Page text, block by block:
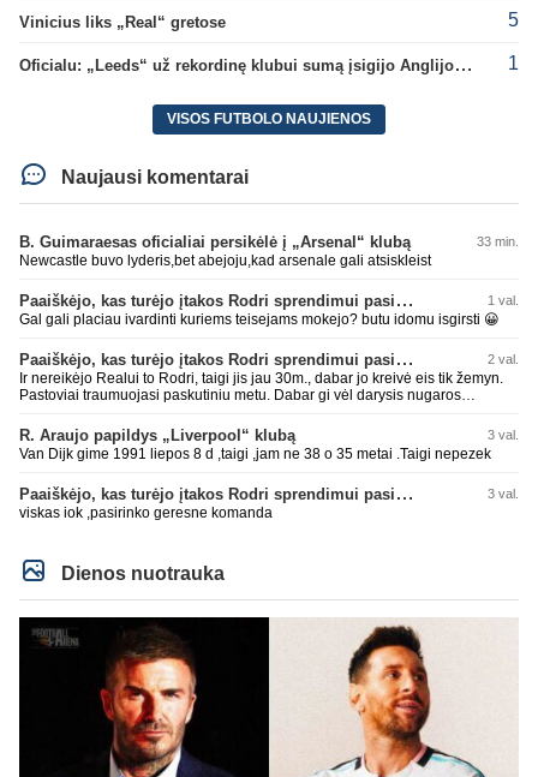
Vinicius liks „Real“ gretose 5
Oficialu: „Leeds“ už rekordinę klubui sumą įsigijo Anglijos rinktinės vartininką 1
VISOS FUTBOLO NAUJIENOS
Naujausi komentarai
B. Guimaraesas oficialiai persikėlė į „Arsenal“ klubą 33 min.
Newcastle buvo lyderis,bet abejoju,kad arsenale gali atsiskleist
Paaiškėjo, kas turėjo įtakos Rodri sprendimui pasirinkti Barselonos pusę 1 val.
Gal gali placiau ivardinti kuriems teisejams mokejo? butu idomu isgirsti 😀
Paaiškėjo, kas turėjo įtakos Rodri sprendimui pasirinkti Barselonos pusę 2 val.
Ir nereikėjo Realui to Rodri, taigi jis jau 30m., dabar jo kreivė eis tik žemyn.
Pastoviai traumuojasi paskutiniu metu. Dabar gi vėl darysis nugaros
Real turi ir geresnių opcijų, Mauras viską sustatys į vietas. Jeigu jis iš tikro
būtų buvęs reikalingas, Perezas būtų ir pasiėmęs seniai. Beja ir ManCity, ne
šiaip sau paleidžia jį. Sėkmės jam Barcoje, galės su savo korešais iš
R. Araujo papildys „Liverpool“ klubą 3 val.
Van Dijk gime 1991 liepos 8 d ,taigi ,jam ne 38 o 35 metai .Taigi nepezek
Paaiškėjo, kas turėjo įtakos Rodri sprendimui pasirinkti Barselonos pusę 3 val.
viskas iok ,pasirinko geresne komanda
Dienos nuotrauka